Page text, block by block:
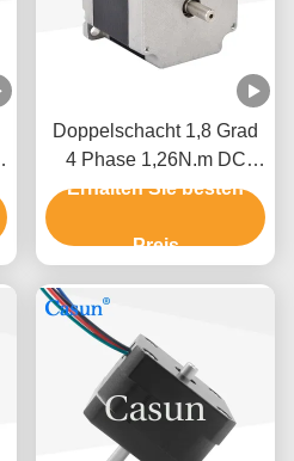
Doppelschacht 1,8 Grad
4 Phase 1,26N.m DC
NEMA 23 Hybrid-
Roboter
Erhalten Sie besten
Preis